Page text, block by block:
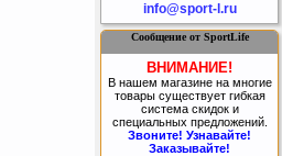
info@sport-l.ru
Сообщение от SportLife
ВНИМАНИЕ!
В нашем магазине на многие
товары существует гибкая
система скидок и
специальных предложений.
Звоните! Узнавайте!
Заказывайте!